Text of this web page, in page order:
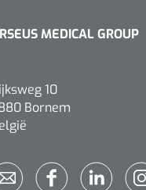
MEDICAL GROUP
10
Bornem